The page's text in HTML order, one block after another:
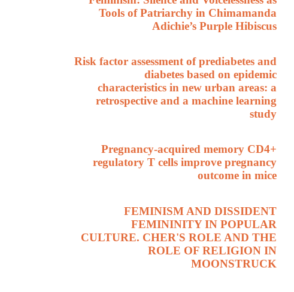
Tools of Patriarchy in Chimamanda
Adichie’s Purple Hibiscus
Risk factor assessment of prediabetes and
diabetes based on epidemic
characteristics in new urban areas: a
retrospective and a machine learning
study
Pregnancy-acquired memory CD4+
regulatory T cells improve pregnancy
outcome in mice
FEMINISM AND DISSIDENT
FEMININITY IN POPULAR
CULTURE. CHER'S ROLE AND THE
ROLE OF RELIGION IN
MOONSTRUCK